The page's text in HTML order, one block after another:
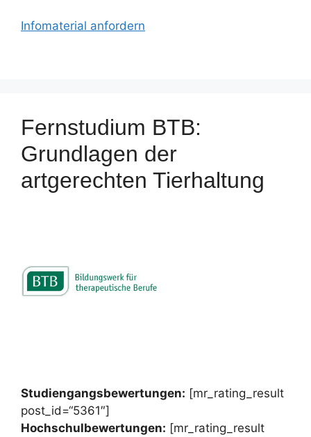
Infomaterial anfordern
Fernstudium BTB:
Grundlagen der
artgerechten Tierhaltung
Studiengangsbewertungen: [mr_rating_result
post_id=“5361″]
Hochschulbewertungen: [mr_rating_result